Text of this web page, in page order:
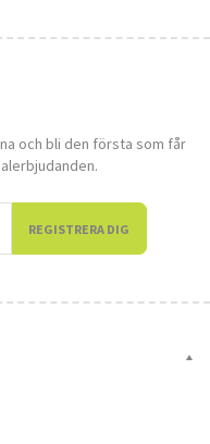
och bli den första som får
REGISTRERA DIG